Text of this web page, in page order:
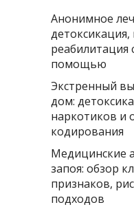
Анонимное
реабилитация
помощью
Экстренный
дом:
наркотиков и
кодирования
Медицинские
запоя: обзор
признаков,
подходов